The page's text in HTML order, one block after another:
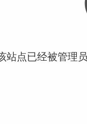
站点已经被管理